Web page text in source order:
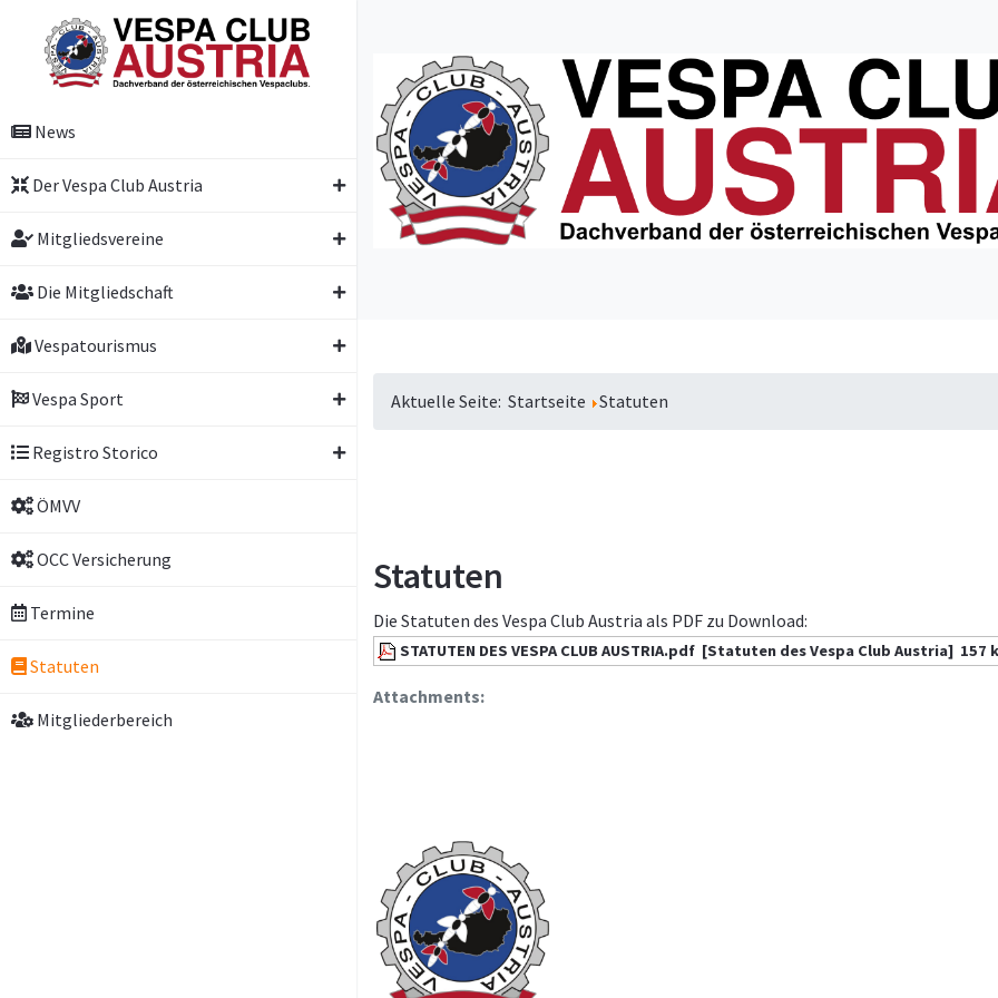
News
Der Vespa Club Austria
Mitgliedsvereine
Die Mitgliedschaft
Vespatourismus
Vespa Sport
Registro Storico
ÖMVV
OCC Versicherung
Termine
Statuten
Mitgliederbereich
Aktuelle Seite: Startseite Statuten
Statuten
Die Statuten des Vespa Club Austria als PDF zu Download:
Attachments:
STATUTEN DES VESPA CLUB AUSTRIA.pdf [Statuten des Vespa Club Austria] 157